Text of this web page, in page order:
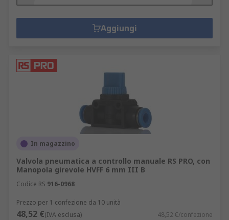
Aggiungi
In magazzino
Valvola pneumatica a controllo manuale RS PRO, con
Manopola girevole HVFF 6 mm III B
Codice RS 916-0968
Prezzo per 1 confezione da 10 unità
48,52 €(IVA esclusa) 48,52 €/confezione